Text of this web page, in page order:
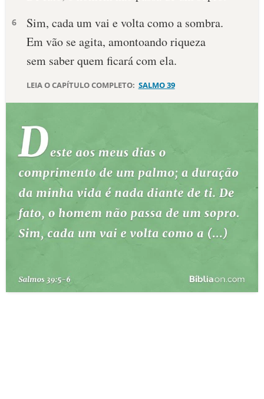
DEVOCIONAL DIÁRIO
10 MANDAMENTOS
ESTUDOS BÍBLICOS
TEMAS
PERGUNTE À BÍBLIA IA
TERMO BÍBLICO
QUEM SOMOS
6
Sim, cada um vai e volta como a sombra.
Em vão se agita, amontoando riqueza
sem saber quem ficará com ela.
LEIA O CAPÍTULO COMPLETO: SALMO 39